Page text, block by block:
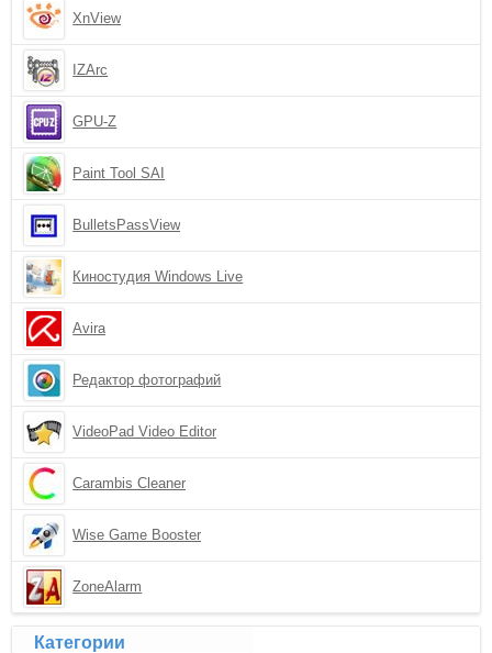
XnView
IZArc
GPU-Z
Paint Tool SAI
BulletsPassView
Киностудия Windows Live
Avira
Редактор фотографий
VideoPad Video Editor
Carambis Cleaner
Wise Game Booster
ZoneAlarm
Категории